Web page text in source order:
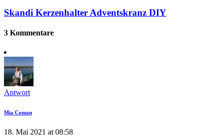
Skandi Kerzenhalter Adventskranz DIY
3 Kommentare
Antwort
Mia Coman
18. Mai 2021 at 08:58